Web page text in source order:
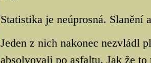
Statistika je neúprosná. Slanění
Jeden z nich nakonec nezvládl
absolvovali po asfaltu. Jak že